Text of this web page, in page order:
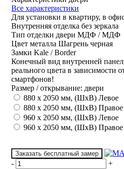
Все характеристики
Для установки в квартиру, в
Внутренняя отделка без зеркала
Тип отделки двери МДФ / МДФ
Цвет металла Шагрень черная
Замки Kale / Border
Конечный вид внутренней
реального цвета в зависимости
смартфонов!
Размер / открывание: двери
880 х 2050 мм, (ШхВ) Левое
880 х 2050 мм, (ШхВ) Правое
960 х 2050 мм, (ШхВ) Левое
960 х 2050 мм, (ШхВ) Правое
Заказать бесплатный замер
- +